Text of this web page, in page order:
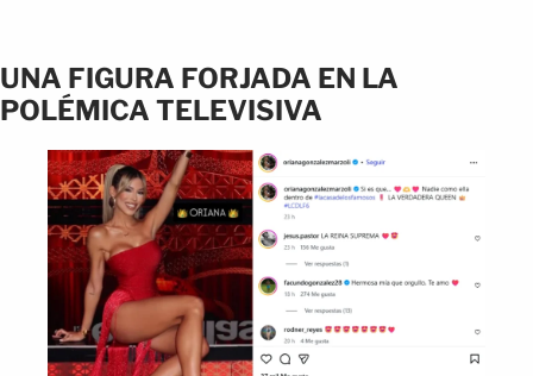
UNA FIGURA FORJADA EN LA
POLÉMICA TELEVISIVA